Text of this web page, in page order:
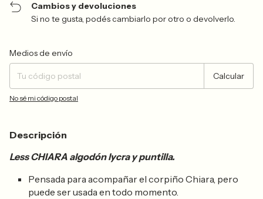
Cambios y devoluciones
Si no te gusta, podés cambiarlo por otro o devolverlo.
Entregas para el CP:
Medios de envío
Calcular
No sé mi código postal
Descripción
Less CHIARA algodón lycra y puntilla.
Pensada para acompañar el corpiño Chiara, pero
puede ser usada en todo momento.